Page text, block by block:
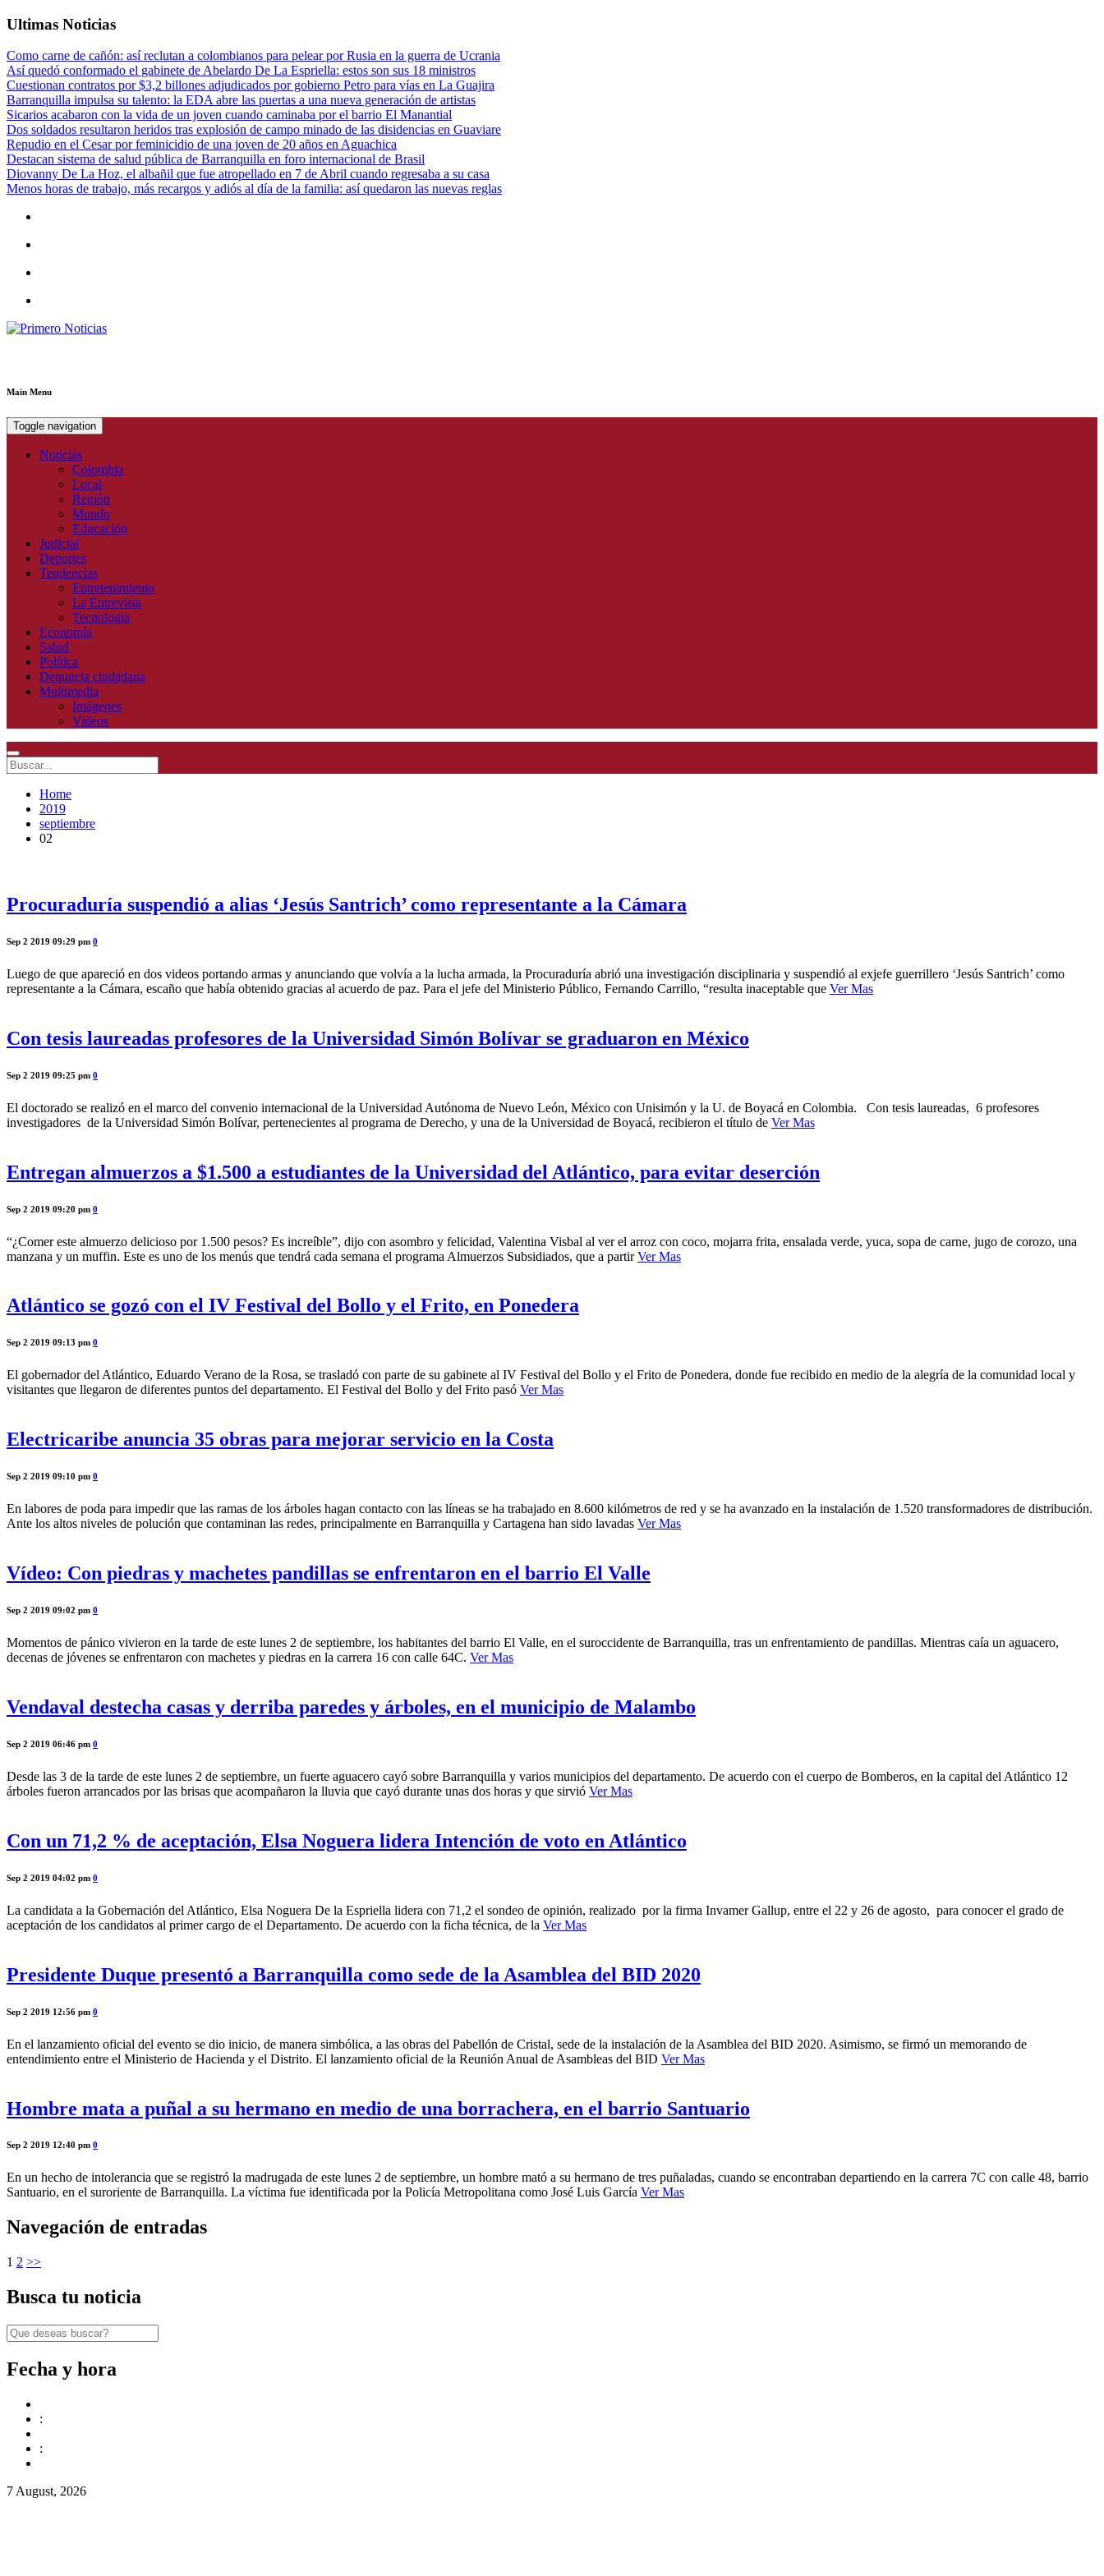
Ultimas Noticias
Como carne de cañón: así reclutan a colombianos para pelear por Rusia en la guerra de Ucrania
Así quedó conformado el gabinete de Abelardo De La Espriella: estos son sus 18 ministros
Cuestionan contratos por $3,2 billones adjudicados por gobierno Petro para vías en La Guajira
Barranquilla impulsa su talento: la EDA abre las puertas a una nueva generación de artistas
Sicarios acabaron con la vida de un joven cuando caminaba por el barrio El Manantial
Dos soldados resultaron heridos tras explosión de campo minado de las disidencias en Guaviare
Repudio en el Cesar por feminicidio de una joven de 20 años en Aguachica
Destacan sistema de salud pública de Barranquilla en foro internacional de Brasil
Diovanny De La Hoz, el albañil que fue atropellado en 7 de Abril cuando regresaba a su casa
Menos horas de trabajo, más recargos y adiós al día de la familia: así quedaron las nuevas reglas
Main Menu
Toggle navigation
Noticias
Colombia
Local
Región
Mundo
Educación
Judicial
Deportes
Tendencias
Entretenimiento
La Entrevista
Tecnologia
Economía
Salud
Política
Denuncia ciudadana
Multimedia
Imágenes
Videos
Home
2019
septiembre
02
Procuraduría suspendió a alias ‘Jesús Santrich’ como representante a la Cámara
Sep 2 2019 09:29 pm 0
Luego de que apareció en dos videos portando armas y anunciando que volvía a la lucha armada, la Procuraduría abrió una investigación disciplinaria y suspendió al exjefe guerrillero ‘Jesús Santrich’ como
representante a la Cámara, escaño que había obtenido gracias al acuerdo de paz. Para el jefe del Ministerio Público, Fernando Carrillo, “resulta inaceptable que Ver Mas
Con tesis laureadas profesores de la Universidad Simón Bolívar se graduaron en México
Sep 2 2019 09:25 pm 0
El doctorado se realizó en el marco del convenio internacional de la Universidad Autónoma de Nuevo León, México con Unisimón y la U. de Boyacá en Colombia. Con tesis laureadas, 6 profesores
investigadores de la Universidad Simón Bolívar, pertenecientes al programa de Derecho, y una de la Universidad de Boyacá, recibieron el título de Ver Mas
Entregan almuerzos a $1.500 a estudiantes de la Universidad del Atlántico, para evitar deserción
Sep 2 2019 09:20 pm 0
“¿Comer este almuerzo delicioso por 1.500 pesos? Es increíble”, dijo con asombro y felicidad, Valentina Visbal al ver el arroz con coco, mojarra frita, ensalada verde, yuca, sopa de carne, jugo de corozo, una
manzana y un muffin. Este es uno de los menús que tendrá cada semana el programa Almuerzos Subsidiados, que a partirVer Mas
Atlántico se gozó con el IV Festival del Bollo y el Frito, en Ponedera
Sep 2 2019 09:13 pm 0
El gobernador del Atlántico, Eduardo Verano de la Rosa, se trasladó con parte de su gabinete al IV Festival del Bollo y el Frito de Ponedera, donde fue recibido en medio de la alegría de la comunidad local y
visitantes que llegaron de diferentes puntos del departamento. El Festival del Bollo y del Frito pasó Ver Mas
Electricaribe anuncia 35 obras para mejorar servicio en la Costa
Sep 2 2019 09:10 pm 0
En labores de poda para impedir que las ramas de los árboles hagan contacto con las líneas se ha trabajado en 8.600 kilómetros de red y se ha avanzado en la instalación de 1.520 transformadores de distribución.
Ante los altos niveles de polución que contaminan las redes, principalmente en Barranquilla y Cartagena han sido lavadas Ver Mas
Vídeo: Con piedras y machetes pandillas se enfrentaron en el barrio El Valle
Sep 2 2019 09:02 pm 0
Momentos de pánico vivieron en la tarde de este lunes 2 de septiembre, los habitantes del barrio El Valle, en el suroccidente de Barranquilla, tras un enfrentamiento de pandillas. Mientras caía un aguacero,
decenas de jóvenes se enfrentaron con machetes y piedras en la carrera 16 con calle 64C. Ver Mas
Vendaval destecha casas y derriba paredes y árboles, en el municipio de Malambo
Sep 2 2019 06:46 pm 0
Desde las 3 de la tarde de este lunes 2 de septiembre, un fuerte aguacero cayó sobre Barranquilla y varios municipios del departamento. De acuerdo con el cuerpo de Bomberos, en la capital del Atlántico 12
árboles fueron arrancados por las brisas que acompañaron la lluvia que cayó durante unas dos horas y que sirvió Ver Mas
Con un 71,2 % de aceptación, Elsa Noguera lidera Intención de voto en Atlántico
Sep 2 2019 04:02 pm 0
La candidata a la Gobernación del Atlántico, Elsa Noguera De la Espriella lidera con 71,2 el sondeo de opinión, realizado por la firma Invamer Gallup, entre el 22 y 26 de agosto, para conocer el grado de
aceptación de los candidatos al primer cargo de el Departamento. De acuerdo con la ficha técnica, de la Ver Mas
Presidente Duque presentó a Barranquilla como sede de la Asamblea del BID 2020
Sep 2 2019 12:56 pm 0
En el lanzamiento oficial del evento se dio inicio, de manera simbólica, a las obras del Pabellón de Cristal, sede de la instalación de la Asamblea del BID 2020. Asimismo, se firmó un memorando de
entendimiento entre el Ministerio de Hacienda y el Distrito. El lanzamiento oficial de la Reunión Anual de Asambleas del BID Ver Mas
Hombre mata a puñal a su hermano en medio de una borrachera, en el barrio Santuario
Sep 2 2019 12:40 pm 0
En un hecho de intolerancia que se registró la madrugada de este lunes 2 de septiembre, un hombre mató a su hermano de tres puñaladas, cuando se encontraban departiendo en la carrera 7C con calle 48, barrio
Santuario, en el suroriente de Barranquilla. La víctima fue identificada por la Policía Metropolitana como José Luis García Ver Mas
Navegación de entradas
1 2 >>
Busca tu noticia
Fecha y hora
:
:
7 August, 2026